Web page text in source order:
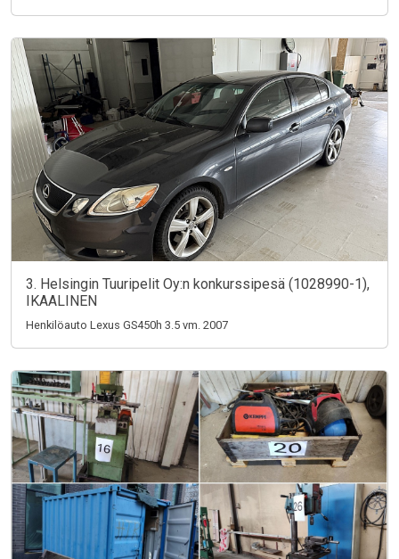
3. Helsingin Tuuripelit Oy:n konkurssipesä (1028990-1),
IKAALINEN
Henkilöauto Lexus GS450h 3.5 vm. 2007